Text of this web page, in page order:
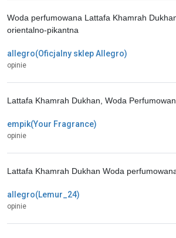
allegro(Oficjalny sklep Allegro)
opinie
Woda perfumowana Lattafa Khamrah
orientalno-pikantna
empik(Your Fragrance)
opinie
Lattafa Khamrah Dukhan, Woda
allegro(Lemur_24)
opinie
Lattafa Khamrah Dukhan Woda